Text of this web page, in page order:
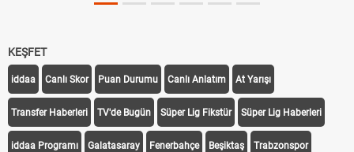
KEŞFET
iddaa Canlı Skor Puan Durumu Canlı Anlatım At Yarışı
Transfer Haberleri TV'de Bugün Süper Lig Fikstür Süper Lig Haberleri
iddaa Programı Galatasaray Fenerbahçe Beşiktaş Trabzonspor